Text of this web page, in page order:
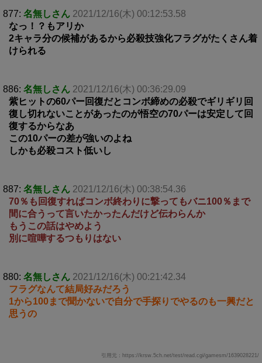
877: 名無しさん 2021/12/16(木) 00:12:53.58
なっ！？もアリか
2キャラ分の候補があるから必殺技強化フラグがたくさん着
けられる
886: 名無しさん 2021/12/16(木) 00:36:29.09
紫ヒットの60パー回復だとコンボ締めの必殺でギリギリ回
復し切れないことがあったのが悟空の70パーは安定して回
復するからなあ
この10パーの差が強いのよね
しかも必殺コスト低いし
887: 名無しさん 2021/12/16(木) 00:38:54.36
70％も回復すればコンボ終わりに撃ってもバニ100％まで
間に合うって言いたかったんだけど伝わらんか
もうこの話はやめよう
別に喧嘩するつもりはない
880: 名無しさん 2021/12/16(木) 00:21:42.34
フラグなんて結局好みだろう
1から100まで聞かないで自分で手探りでやるのも一興だと
思うの
引用元：https://krsw.5ch.net/test/read.cgi/gamesm/1639028221/